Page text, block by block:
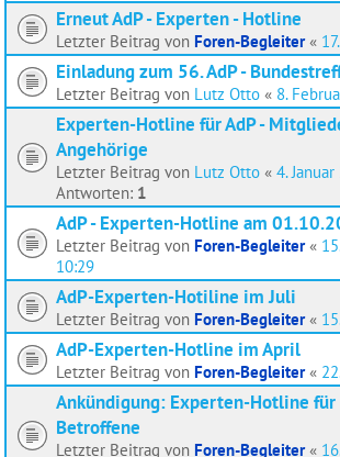
Erneut AdP - Experten - Hotline
Letzter Beitrag von Foren-Begleiter«
Einladung zum 56. AdP -
Letzter Beitrag von Lutz Otto « 8.
Experten-Hotline für AdP -
Angehörige
Letzter Beitrag von Lutz Otto « 4.
Antworten: 1
AdP - Experten-Hotline am
Letzter Beitrag von Foren-Begleiter«
10:29
AdP-Experten-Hotiline im Juli
Letzter Beitrag von Foren-Begleiter«
AdP-Experten-Hotline im April
Letzter Beitrag von Foren-Begleiter«
Ankündigung: Experten-Hotline
Betroffene
Letzter Beitrag von Foren-Begleiter«